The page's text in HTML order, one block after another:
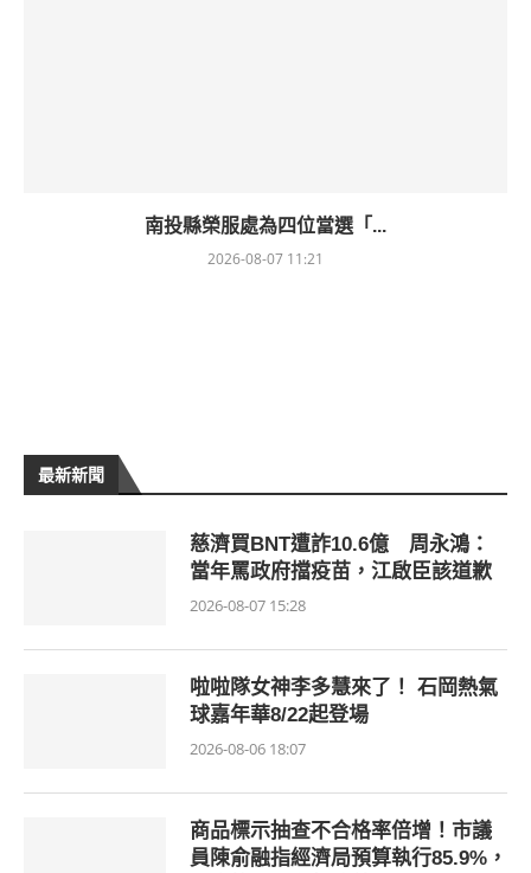
南投縣榮服處為四位當選「...
2026-08-07 11:21
最新新聞
慈濟買BNT遭詐10.6億 周永鴻：
當年罵政府擋疫苗，江啟臣該道歉
2026-08-07 15:28
啦啦隊女神李多慧來了！ 石岡熱氣
球嘉年華8/22起登場
2026-08-06 18:07
商品標示抽查不合格率倍增！市議
員陳俞融指經濟局預算執行85.9%，